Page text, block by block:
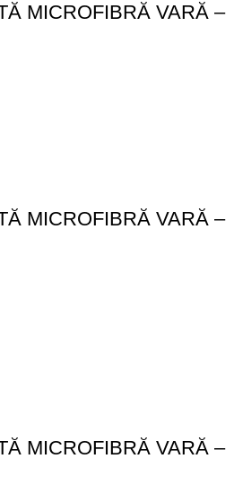
MICROFIBRĂ VARĂ –
MICROFIBRĂ VARĂ –
MICROFIBRĂ VARĂ –